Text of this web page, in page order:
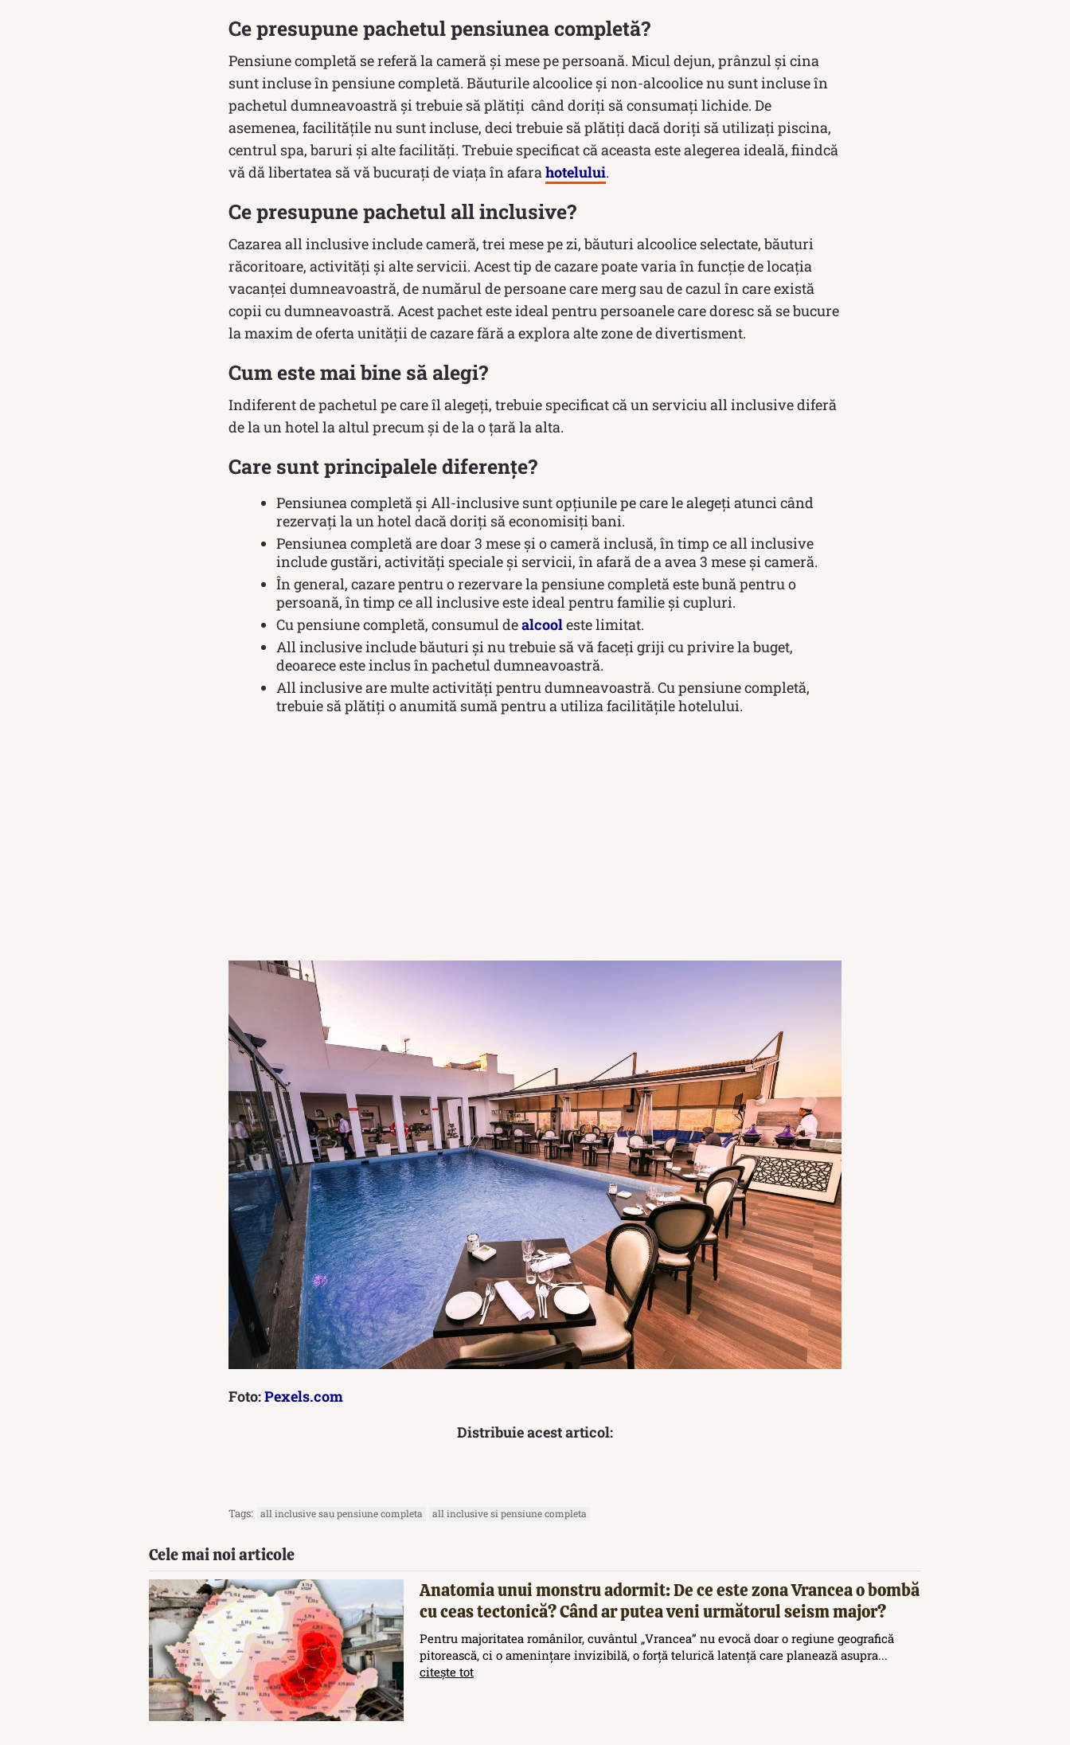
Ce presupune pachetul pensiunea completă?
Pensiune completă se referă la cameră și mese pe persoană. Micul dejun, prânzul și cina
sunt incluse în pensiune completă. Băuturile alcoolice și non-alcoolice nu sunt incluse în
pachetul dumneavoastră și trebuie să plătiți când doriți să consumați lichide. De
asemenea, facilitățile nu sunt incluse, deci trebuie să plătiți dacă doriți să utilizați piscina,
centrul spa, baruri și alte facilități. Trebuie specificat că aceasta este alegerea ideală, fiindcă
vă dă libertatea să vă bucurați de viața în afarahotelului.
Ce presupune pachetul all inclusive?
Cazarea all inclusive include cameră, trei mese pe zi, băuturi alcoolice selectate, băuturi
răcoritoare, activități și alte servicii. Acest tip de cazare poate varia în funcție de locația
vacanței dumneavoastră, de numărul de persoane care merg sau de cazul în care există
copii cu dumneavoastră. Acest pachet este ideal pentru persoanele care doresc să se bucure
la maxim de oferta unității de cazare fără a explora alte zone de divertisment.
Cum este mai bine să alegi?
Indiferent de pachetul pe care îl alegeți, trebuie specificat că un serviciu all inclusive diferă
de la un hotel la altul precum și de la o țară la alta.
Care sunt principalele diferențe?
Pensiunea completă și All-inclusive sunt opțiunile pe care le alegeți atunci când
rezervați la un hotel dacă doriți să economisiți bani.
Pensiunea completă are doar 3 mese și o cameră inclusă, în timp ce all inclusive
include gustări, activități speciale și servicii, în afară de a avea 3 mese și cameră.
În general, cazare pentru o rezervare la pensiune completă este bună pentru o
persoană, în timp ce all inclusive este ideal pentru familie și cupluri.
Cu pensiune completă, consumul dealcooleste limitat.
All inclusive include băuturi și nu trebuie să vă faceți griji cu privire la buget,
deoarece este inclus în pachetul dumneavoastră.
All inclusive are multe activități pentru dumneavoastră. Cu pensiune completă,
trebuie să plătiți o anumită sumă pentru a utiliza facilitățile hotelului.
Foto:Pexels.com
Distribuie acest articol:
Tags: all inclusive sau pensiune completa all inclusive si pensiune completa
Cele mai noi articole
Anatomia unui monstru adormit: De ce este zona Vrancea o bombă
cu ceas tectonică? Când ar putea veni următorul seism major?
Pentru majoritatea românilor, cuvântul „Vrancea” nu evocă doar o regiune geografică
pitorească, ci o amenințare invizibilă, o forță telurică latență care planează asupra...
citește tot